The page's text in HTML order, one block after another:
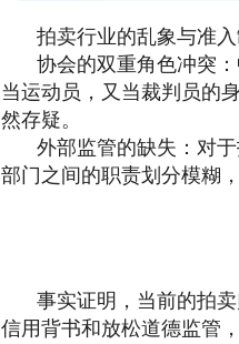
拍卖行业的乱象与准
协会的双重角色冲突
当运动员，又当裁判员的
然存疑。
外部监管的缺失：对
部门之间的职责划分模糊
事实证明，当前的拍
信用背书和放松道德监管